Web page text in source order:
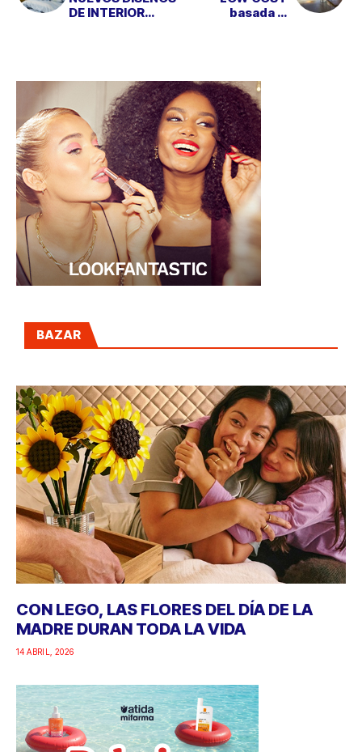
DE INTERIOR
basada en
BAZAR
CON LEGO, LAS FLORES DEL DÍA DE LA
MADRE DURAN TODA LA VIDA
14 ABRIL, 2026